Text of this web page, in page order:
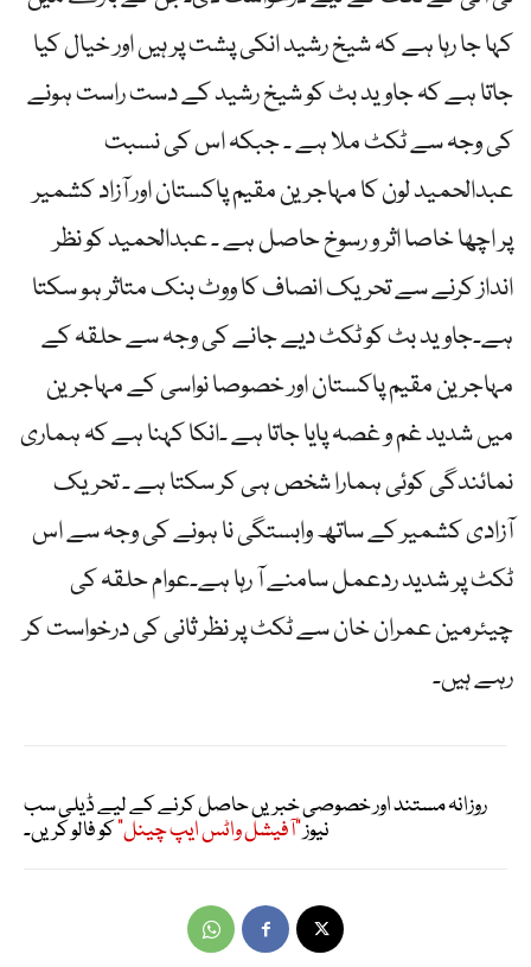
کہا جا رہا ہے کہ شیخ رشید انکی پشت پر ہیں اور خیال کیا
جاتا ہے کہ جاوید بٹ کو شیخ رشید کے دست راست ہونے
کی وجہ سے ٹکٹ ملا ہے ۔ جبکہ اس کی نسبت
عبدالحمید لون کا مہاجرین مقیم پاکستان اور آزاد کشمیر
پر اچھا خاصا اثر و رسوخ حاصل ہے ۔ عبدالحمید کو نظر
انداز کرنے سے تحریک انصاف کا ووٹ بنک متاثر ہو سکتا
ہے۔جاوید بٹ کو ٹکٹ دیے جانے کی وجہ سے حلقہ کے
مہاجرین مقیم پاکستان اور خصوصا نواسی کے مہاجرین
میں شدید غم و غصہ پایا جاتا ہے ۔انکا کہنا ہے کہ ہماری
نمائندگی کوئی ہمارا شخص ہی کر سکتا ہے ۔ تحریک
آزادی کشمیر کے ساتھ وابستگی نا ہونے کی وجہ سے اس
ٹکٹ پر شدید ردعمل سامنے آ رہا ہے۔عوام حلقہ کی
چیئرمین عمران خان سے ٹکٹ پر نظر ثانی کی درخواست کر
رہے ہیں۔
روزانہ مستند اور خصوصی خبریں حاصل کرنے کے لیے ڈیلی سب
نیوز"آفیشل واٹس ایپ چینل"کو فالو کریں۔